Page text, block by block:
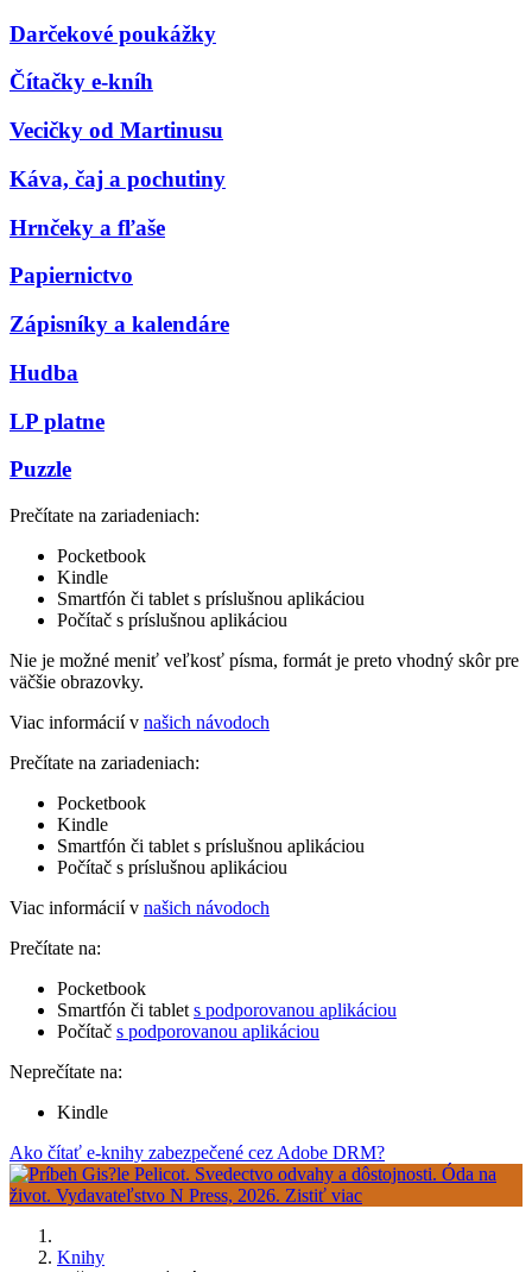
Darčekové poukážky
Čítačky e-kníh
Vecičky od Martinusu
Káva, čaj a pochutiny
Hrnčeky a fľaše
Papiernictvo
Zápisníky a kalendáre
Hudba
LP platne
Puzzle
Prečítate na zariadeniach:
Pocketbook
Kindle
Smartfón či tablet s príslušnou aplikáciou
Počítač s príslušnou aplikáciou
Nie je možné meniť veľkosť písma, formát je preto vhodný skôr pre
väčšie obrazovky.
Viac informácií v našich návodoch
Prečítate na zariadeniach:
Pocketbook
Kindle
Smartfón či tablet s príslušnou aplikáciou
Počítač s príslušnou aplikáciou
Viac informácií v našich návodoch
Prečítate na:
Pocketbook
Smartfón či tablet s podporovanou aplikáciou
Počítač s podporovanou aplikáciou
Neprečítate na:
Kindle
Ako čítať e-knihy zabezpečené cez Adobe DRM?
Knihy